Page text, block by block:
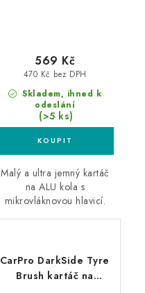
Skladem, ihned k
odeslání
(>5 ks)
470 Kč bez DPH
569 Kč
Malý a ultra jemný kartáč
na ALU kola s
mikrovláknovou hlavicí.
CarPro DarkSide Tyre
Brush kartáč na